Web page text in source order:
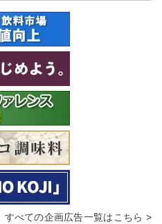
すべての企画広告一覧はこちら >